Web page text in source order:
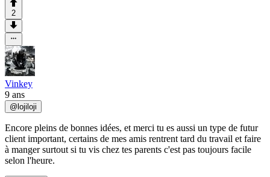
2
Vinkey
9 ans
@ lojiloji
Encore pleins de bonnes idées, et merci tu es aussi un type de futur
client important, certains de mes amis rentrent tard du travail et faire
à manger surtout si tu vis chez tes parents c'est pas toujours facile
selon l'heure.